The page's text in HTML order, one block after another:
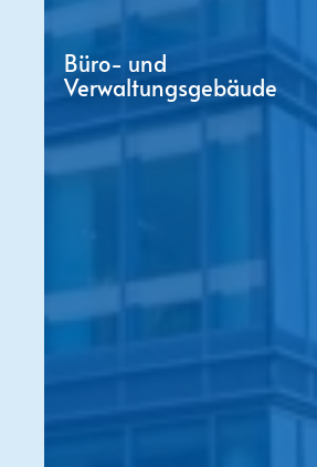
Büro- und
Verwaltungsgebäude